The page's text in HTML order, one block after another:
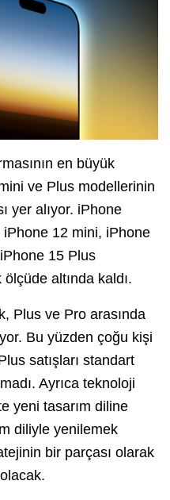
en büyük
ve Plus modellerinin
yer alıyor. iPhone
12 mini, iPhone
15 Plus
altında kaldı.
Plus ve Pro arasında
Bu yüzden çoğu kişi
satışları standart
Ayrıca teknoloji
yeni tasarım diline
diliyle yenilemek
bir parçası olarak